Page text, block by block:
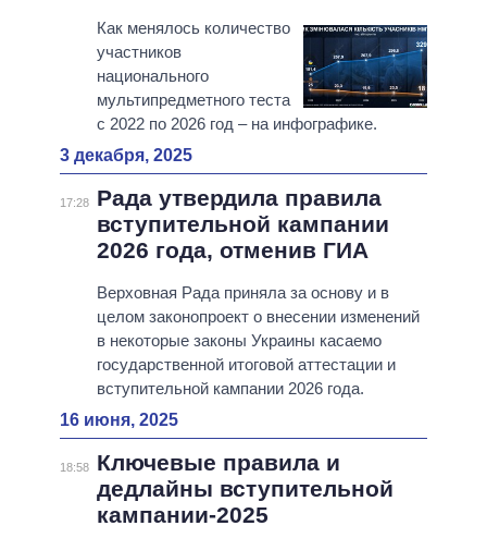
Как менялось количество
участников
национального
мультипредметного теста
с 2022 по 2026 год – на инфографике.
3 декабря, 2025
17:28
Рада утвердила правила
вступительной кампании
2026 года, отменив ГИА
Верховная Рада приняла за основу и в
целом законопроект о внесении изменений
в некоторые законы Украины касаемо
государственной итоговой аттестации и
вступительной кампании 2026 года.
16 июня, 2025
18:58
Ключевые правила и
дедлайны вступительной
кампании-2025